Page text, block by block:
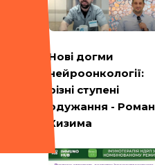
Нові догми
нейроонкології:
різні ступені
одужання - Роман
Кизима